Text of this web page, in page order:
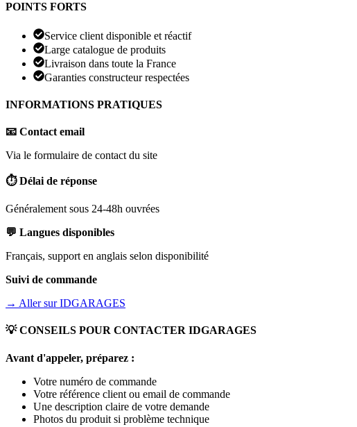
POINTS FORTS
Service client disponible et réactif
Large catalogue de produits
Livraison dans toute la France
Garanties constructeur respectées
INFORMATIONS PRATIQUES
📧 Contact email
Via le formulaire de contact du site
⏱️ Délai de réponse
Généralement sous 24-48h ouvrées
💬 Langues disponibles
Français, support en anglais selon disponibilité
Suivi de commande
→ Aller surIDGARAGES
💡 CONSEILS POUR CONTACTER IDGARAGES
Avant d'appeler, préparez :
Votre numéro de commande
Votre référence client ou email de commande
Une description claire de votre demande
Photos du produit si problème technique